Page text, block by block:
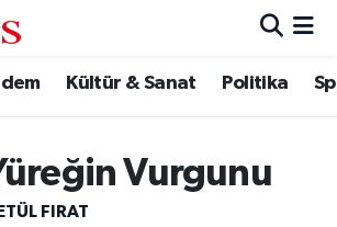
Kültür & Sanat Politika
Vurgunu
FIRAT
Durumu ve Fikstür